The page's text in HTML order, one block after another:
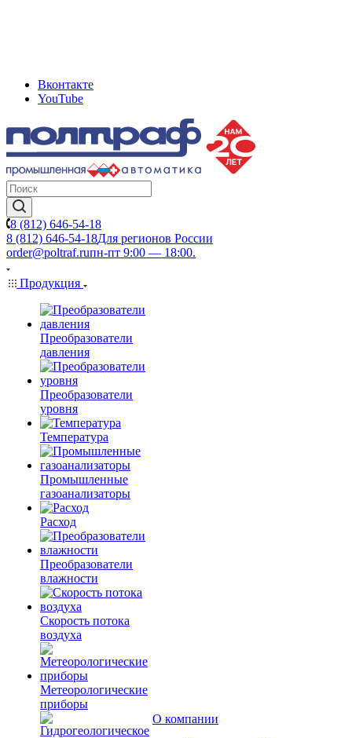
Вконтакте
YouTube
8 (812) 646-54-18
8 (812) 646-54-18Для регионов России
order@poltraf.ruпн-пт 9:00 — 18:00.
Продукция
Преобразователи
давления
Преобразователи
уровня
Температура
Промышленные
газоанализаторы
Расход
Преобразователи
влажности
Скорость потока
воздуха
Метеорологические
приборы
О компании